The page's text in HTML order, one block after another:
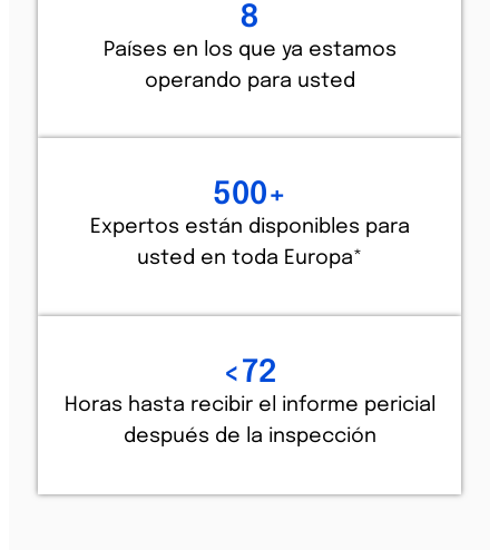
Países en los que ya estamos
operando para usted
8
Expertos están disponibles para
usted en toda Europa*
500+
Horas hasta recibir el informe pericial
después de la inspección
<72